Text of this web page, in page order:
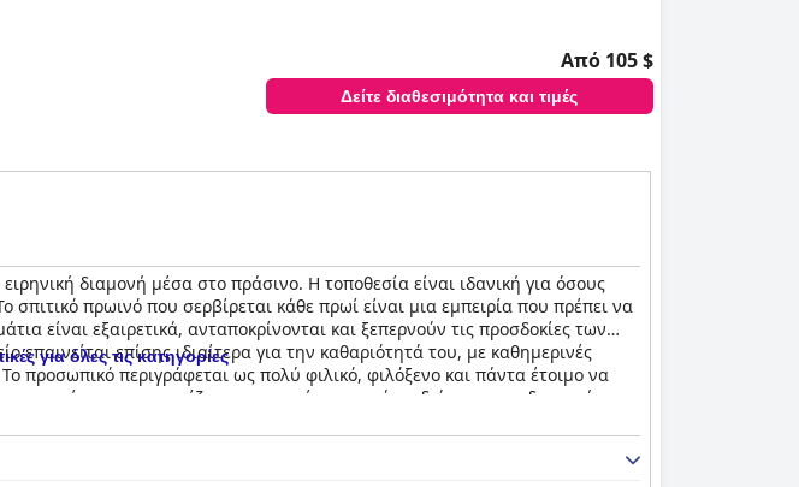
Από 105 $
Δείτε διαθεσιμότητα και τιμές
διαμονή μέσα στο πράσινο. Η τοποθεσία είναι ιδανική για όσους
πρωινό που σερβίρεται κάθε πρωί είναι μια εμπειρία που πρέπει να
είναι εξαιρετικά, ανταποκρίνονται και ξεπερνούν τις προσδοκίες των
επαινείται επίσης ιδιαίτερα για την καθαριότητά του, με καθημερινές
προσωπικό περιγράφεται ως πολύ φιλικό, φιλόξενο και πάντα έτοιμο να
που αποκομίζουν οι επισκέπτες κατά τη διάρκεια της διαμονής
για όλες τις κατηγορίες